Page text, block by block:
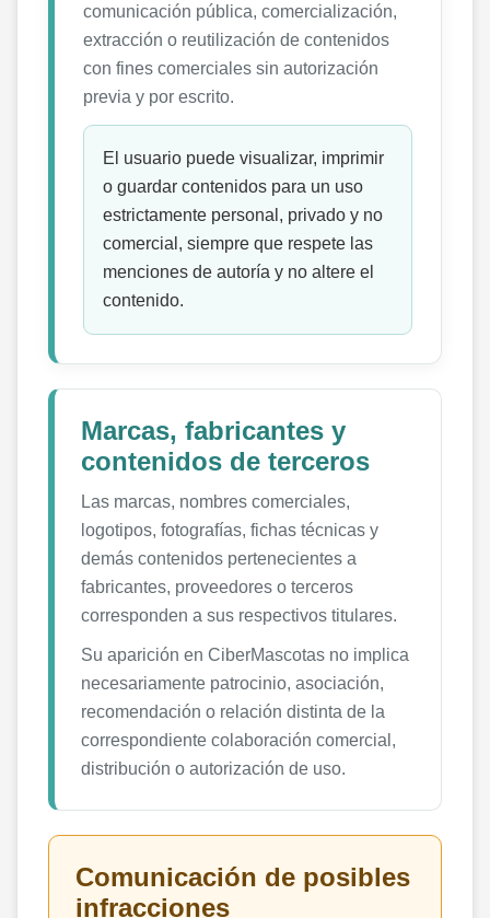
comunicación pública, comercialización,
extracción o reutilización de contenidos
con fines comerciales sin autorización
previa y por escrito.
El usuario puede visualizar, imprimir
o guardar contenidos para un uso
estrictamente personal, privado y no
comercial, siempre que respete las
menciones de autoría y no altere el
contenido.
Marcas, fabricantes y
contenidos de terceros
Las marcas, nombres comerciales,
logotipos, fotografías, fichas técnicas y
demás contenidos pertenecientes a
fabricantes, proveedores o terceros
corresponden a sus respectivos titulares.
Su aparición en CiberMascotas no implica
necesariamente patrocinio, asociación,
recomendación o relación distinta de la
correspondiente colaboración comercial,
distribución o autorización de uso.
Comunicación de posibles
infracciones